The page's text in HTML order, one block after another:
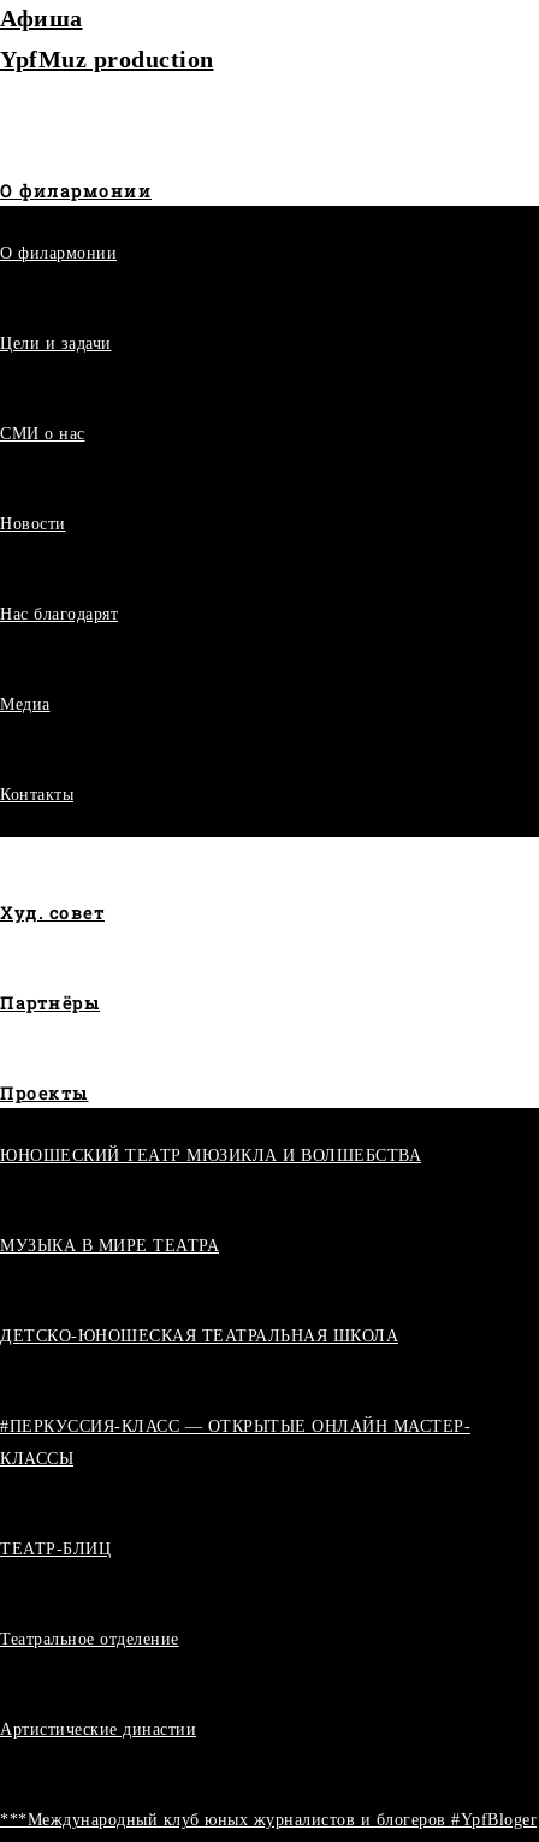
Афиша
YpfMuz production
О филармонии
О филармонии
Цели и задачи
СМИ о нас
Новости
Нас благодарят
Медиа
Контакты
Худ. совет
Партнёры
Проекты
ЮНОШЕСКИЙ ТЕАТР МЮЗИКЛА И ВОЛШЕБСТВА
МУЗЫКА В МИРЕ ТЕАТРА
ДЕТCКО-ЮНОШЕСКАЯ ТЕАТРАЛЬНАЯ ШКОЛА
#ПЕРКУССИЯ-КЛАСС — ОТКРЫТЫЕ ОНЛАЙН МАСТЕР-
КЛАССЫ
ТЕАТР-БЛИЦ
Театральное отделение
Артистические династии
***Международный клуб юных журналистов и блогеров #YpfBloger